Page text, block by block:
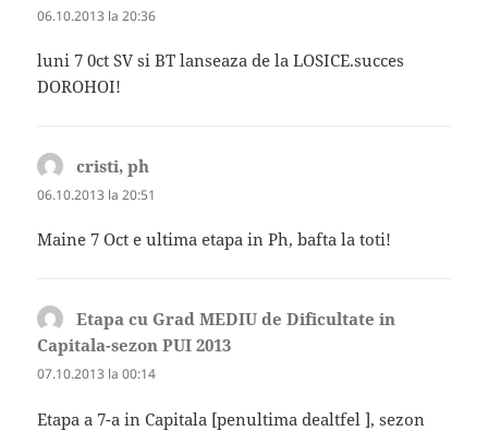
06.10.2013 la 20:36
luni 7 0ct SV si BT lanseaza de la LOSICE.succes
DOROHOI!
cristi, ph
06.10.2013 la 20:51
Maine 7 Oct e ultima etapa in Ph, bafta la toti!
Etapa cu Grad MEDIU de Dificultate in
Capitala-sezon PUI 2013
07.10.2013 la 00:14
Etapa a 7-a in Capitala [penultima dealtfel ], sezon